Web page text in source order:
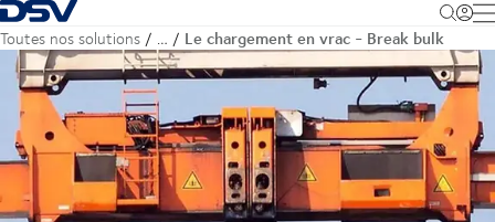
Retour à la page d'accueil
Toutes nos solutions … Le chargement en vrac - Break bulk